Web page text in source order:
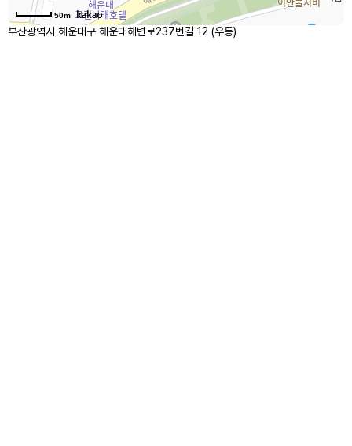
50m
부산광역시 해운대구 해운대해변로237번길 12 (우동)